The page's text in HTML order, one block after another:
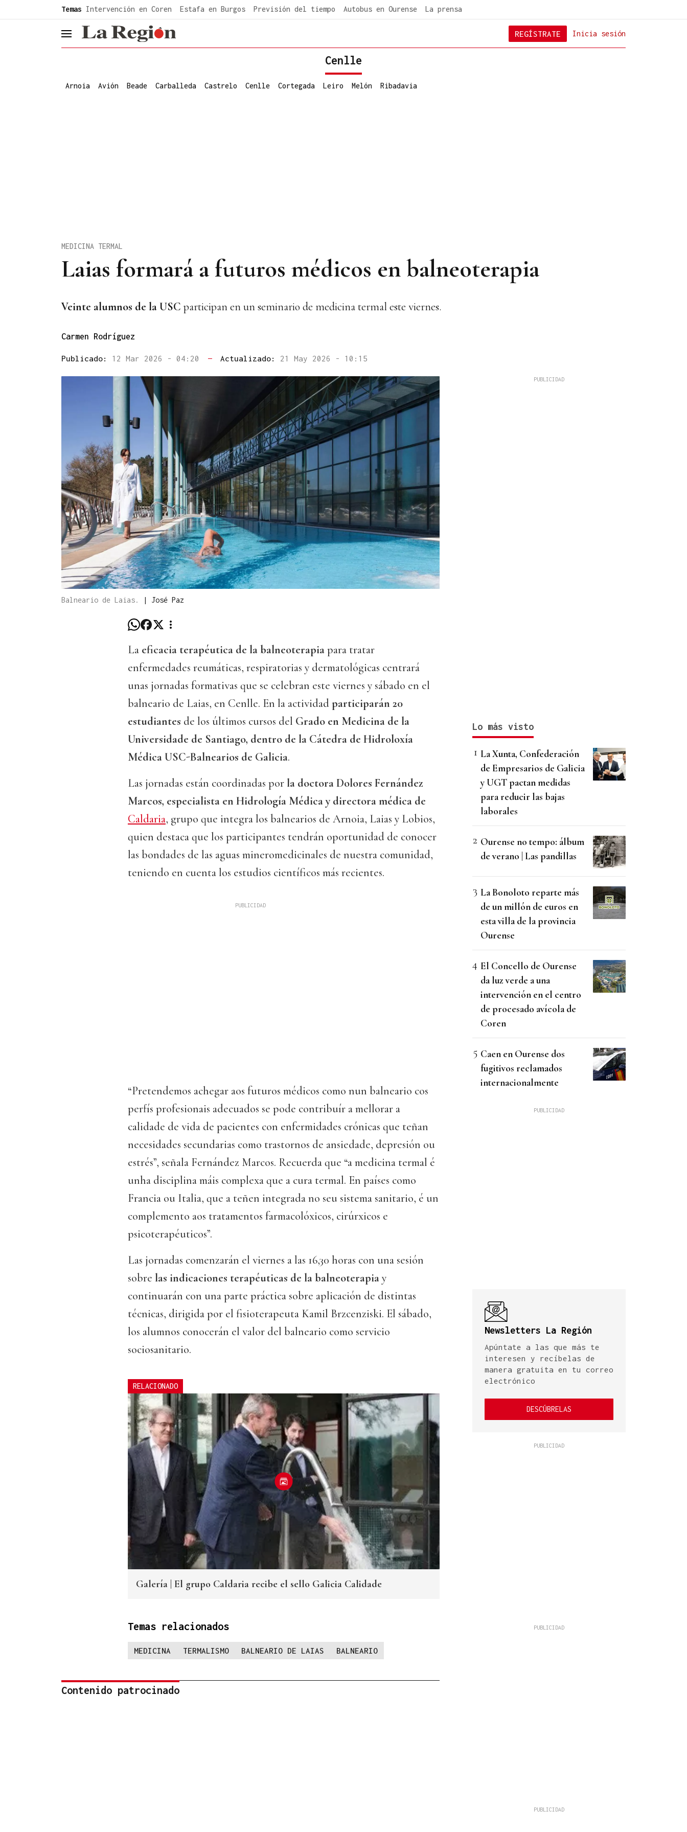
Temas Intervención en Coren Estafa en Burgos Previsión del tiempo Autobus en Ourense La prensa
header.menu.open Inicia sesión
REGÍSTRATE
Cenlle
Arnoia Avión Beade Carballeda Castrelo Cenlle Cortegada Leiro Melón Ribadavia
Laias formará a futuros médicos en balneoterapia
MEDICINA TERMAL
Veinte alumnos de la USCparticipan en un seminario de medicina termal este viernes.
Carmen Rodríguez
Publicado: 12 Mar 2026 - 04:20 — Actualizado: 21 May 2026 - 10:15
Balneario de Laias. | José Paz
La eficacia terapéutica de la balneoterapiapara tratar
enfermedades reumáticas, respiratorias y dermatológicas centrará
unas jornadas formativas que se celebran este viernes y sábado en el
balneario de Laias, en Cenlle. En la actividadparticiparán 20
estudiantes de los últimos cursos del Grado en Medicina de la
Universidade de Santiago, dentro de la Cátedra de Hidroloxía
Médica USC-Balnearios de Galicia.
Las jornadas están coordinadas por la doctora Dolores Fernández
Marcos, especialista en Hidrología Médica y directora médica de
Caldaria, grupo que integra los balnearios de Arnoia, Laias y Lobios,
quien destaca que los participantes tendrán oportunidad de conocer
las bondades de las aguas mineromedicinales de nuestra comunidad,
teniendo en cuenta los estudios científicos más recientes.
“Pretendemos achegar aos futuros médicos como nun balneario cos
perfís profesionais adecuados se pode contribuír a mellorar a
calidade de vida de pacientes con enfermidades crónicas que teñan
necesidades secundarias como trastornos de ansiedade, depresión ou
estrés”, señala Fernández Marcos. Recuerda que “a medicina termal é
unha disciplina máis complexa que a cura termal. En países como
Francia ou Italia, que a teñen integrada no seu sistema sanitario, é un
complemento aos tratamentos farmacolóxicos, cirúrxicos e
psicoterapéuticos”.
Las jornadas comenzarán el viernes a las 16,30 horas con una sesión
sobre las indicaciones terapéuticas de la balneoterapiay
continuarán con una parte práctica sobre aplicación de distintas
técnicas, dirigida por el fisioterapeuta Kamil Brzcenziski. El sábado,
los alumnos conocerán el valor del balneario como servicio
sociosanitario.
RELACIONADO
Galería | El grupo Caldaria recibe el sello Galicia Calidade
Temas relacionados
MEDICINA TERMALISMO BALNEARIO DE LAIAS BALNEARIO
Contenido patrocinado
Lo más visto
La Xunta, Confederación
de Empresarios de Galicia
y UGT pactan medidas
para reducir las bajas
laborales
Ourense no tempo: álbum
de verano | Las pandillas
La Bonoloto reparte más
de un millón de euros en
esta villa de la provincia
Ourense
El Concello de Ourense
da luz verde a una
intervención en el centro
de procesado avícola de
Coren
Caen en Ourense dos
fugitivos reclamados
internacionalmente
Newsletters La Región
Apúntate a las que más te
interesen y recíbelas de
manera gratuita en tu correo
electrónico
DESCÚBRELAS